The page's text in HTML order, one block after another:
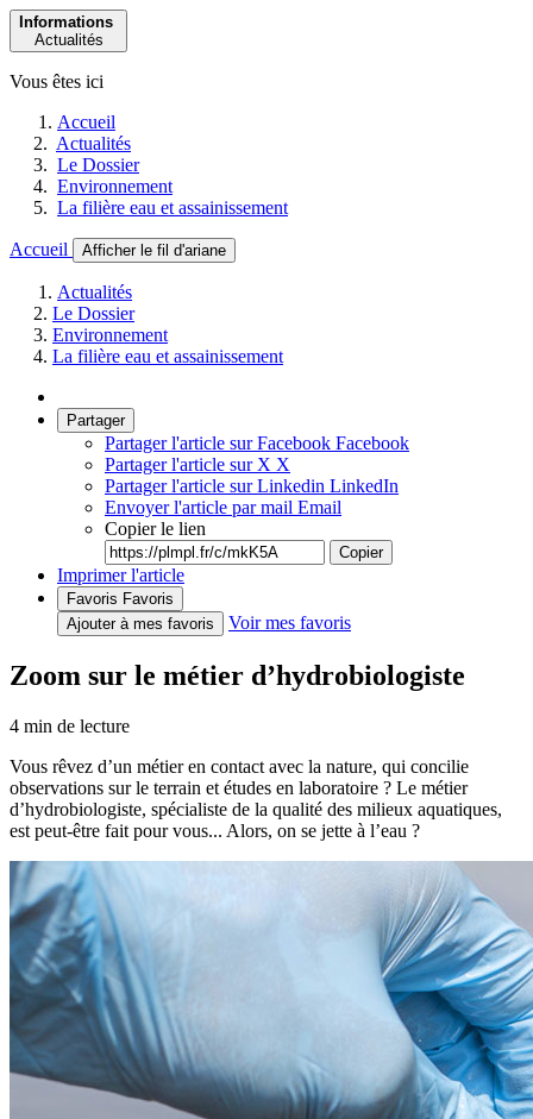
Informations
Actualités
Vous êtes ici
Accueil
Actualités
Le Dossier
Environnement
La filière eau et assainissement
Accueil Afficher le fil d'ariane
Actualités
Le Dossier
Environnement
La filière eau et assainissement
Partager
Partager l'article sur Facebook Facebook
Partager l'article sur X X
Partager l'article sur Linkedin LinkedIn
Envoyer l'article par mail Email
Copier le lien
Copier
Imprimer l'article
Favoris Favoris
Ajouter à mes favoris
Voir mes favoris
Zoom sur le métier d’hydrobiologiste
4 min de lecture
Vous rêvez d’un métier en contact avec la nature, qui concilie
observations sur le terrain et études en laboratoire ? Le métier
d’hydrobiologiste, spécialiste de la qualité des milieux aquatiques,
est peut-être fait pour vous... Alors, on se jette à l’eau ?